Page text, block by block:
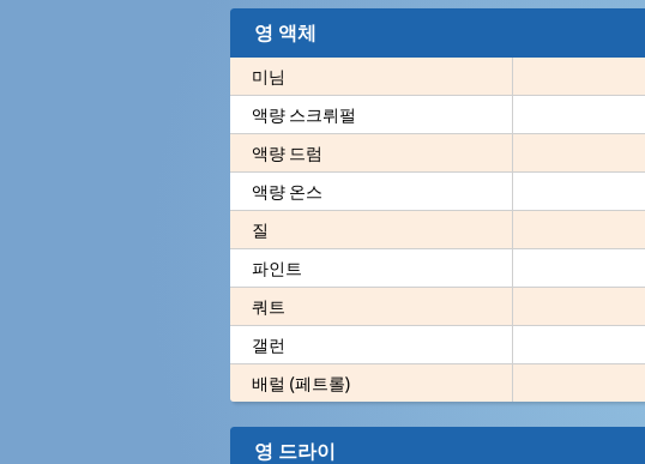
영 액체
미님
액량 스크뤼펄
액량 드럼
액량 온스
질
파인트
쿼트
갤런
배럴 (페트롤)
영 드라이